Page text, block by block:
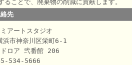
ことで、廃棄物の削減に貢献します。
先
アートスタジオ
市神奈川区栄町6-1
ドロア 弐番館 206
534-5666